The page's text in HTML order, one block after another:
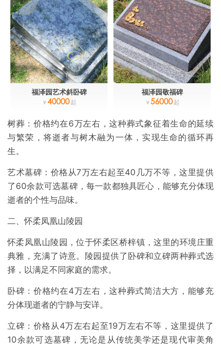
福泽园艺术斜卧碑
40000
福泽园敬福碑
56000
树葬：价格约在6万左右，这种葬式象征着生命的延续
与繁荣，将逝者与树木融为一体，实现生命的循环再
生。
艺术墓碑：价格从7万左右起至40几万不等，这里提供
了60余款可选墓碑，每一款都独具匠心，能够充分体现
逝者的个性与品味。
二、怀柔凤凰山陵园
怀柔凤凰山陵园，位于怀柔区桥梓镇，这里的环境庄重
典雅，充满了诗意。陵园提供了卧碑和立碑两种葬式选
择，以满足不同家庭的需求。
卧碑：价格约在4万左右，这种葬式简洁大方，能够充
分体现逝者的宁静与安详。
立碑：价格从4万左右起至19万左右不等，这里提供了
10余款可选墓碑，无论是从传统美学还是现代审美角